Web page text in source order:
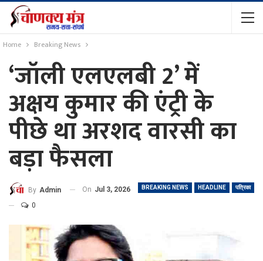
Home Breaking News
‘जॉली एलएलबी 2’ में
अक्षय कुमार की एंट्री के
पीछे था अरशद वारसी का
बड़ा फैसला
BREAKING NEWS HEADLINE पत्रिका
By Admin On Jul 3, 2026
0